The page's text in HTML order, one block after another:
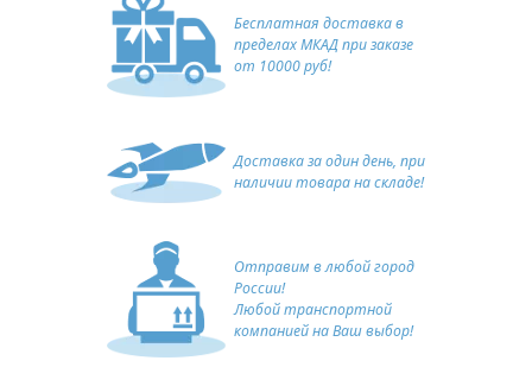
Бесплатная доставка в
пределах МКАД при заказе
от 10000 руб!
Доставка за один день, при
наличии товара на складе!
Отправим в любой город
России!
Любой транспортной
компанией на Ваш выбор!